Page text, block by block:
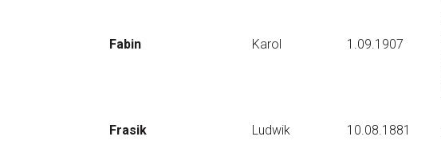
Fabin Karol 1.09.1907
Frasik Ludwik 10.08.1881